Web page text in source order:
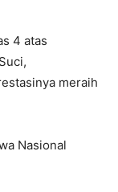
4 atas
meraih
Nasional